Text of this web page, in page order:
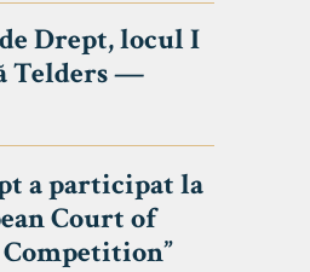
Drept, locul I
Telders —
a participat la
Court of